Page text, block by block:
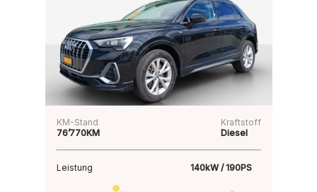
KM-Stand
76’770KM
Kraftstoff
Diesel
Leistung 140kW / 190PS